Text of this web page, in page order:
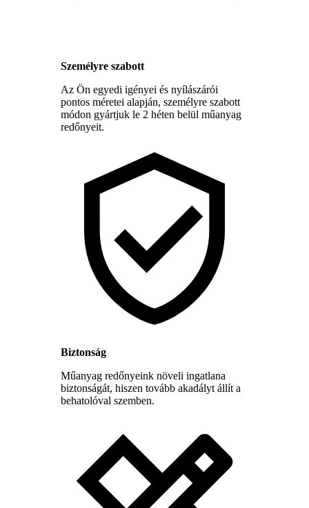
Személyre szabott
Az Ön egyedi igényei és nyílászárói
pontos méretei alapján, személyre szabott
módon gyártjuk le 2 héten belül műanyag
redőnyeit.
Biztonság
Műanyag redőnyeink növeli ingatlana
biztonságát, hiszen tovább akadályt állít a
behatolóval szemben.